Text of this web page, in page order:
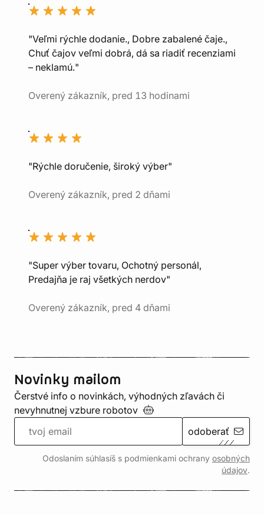
"Veľmi rýchle dodanie., Dobre zabalené čaje.,
Chuť čajov veľmi dobrá, dá sa riadiť recenziami
– neklamú."
Overený zákazník, pred 13 hodinami
"Rýchle doručenie, široký výber"
Overený zákazník, pred 2 dňami
"Super výber tovaru, Ochotný personál,
Predajňa je raj všetkých nerdov"
Overený zákazník, pred 4 dňami
Novinky mailom
Čerstvé info o novinkách, výhodných zľavách či
nevyhnutnej vzbure robotov
odoberať
Odoslaním súhlasíš s podmienkami ochrany osobných
údajov.